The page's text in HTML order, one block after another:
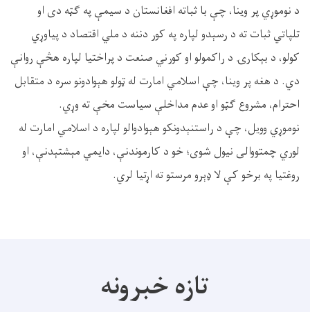
د نوموړي پر وینا، چې با ثباته افغانستان د سیمې په ګټه دی او
تلپاتي ثبات ته د رسېدو لپاره په کور دننه د ملي اقتصاد د پياوړي
کولو، د بېکارۍ د راکمولو او کورني صنعت د پراختیا لپاره هڅې روانې
دي. د هغه پر وینا، چې اسلامي امارت له ټولو هېوادونو سره د متقابل
احترام، مشروع ګټو او عدم مداخلې سیاست مخې ته وړي.
نوموړي وویل، چې د راستنېدونکو هېوادوالو لپاره د اسلامي امارت له
لوري چمتووالی نیول شوی؛ خو د کارموندنې، دایمي مېشتېدنې، او
روغتیا په برخو کې لا ډېرو مرستو ته اړتیا لري.
تازه خبرونه